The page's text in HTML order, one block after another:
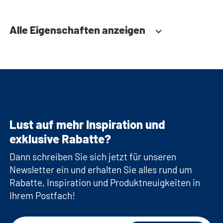
Alle Eigenschaften anzeigen
Lust auf mehr Inspiration und
exklusive Rabatte?
Dann schreiben Sie sich jetzt für unseren
Newsletter ein und erhalten Sie alles rund um
Rabatte, Inspiration und Produktneuigkeiten in
Ihrem Postfach!